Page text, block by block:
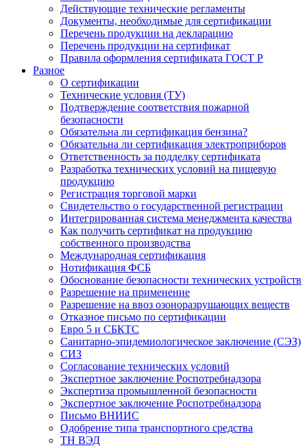
Действующие технические регламенты
Документы, необходимые для сертификации
Перечень продукции на декларацию
Перечень продукции на сертификат
Правила оформления сертификата ГОСТ Р
Разное
О сертификации
Технические условия (ТУ)
Подтверждение соответствия пожарной
безопасности
Обязательна ли сертификация бензина?
Обязательна ли сертификация электроприборов
Ответственность за подделку сертификата
Разработка технических условий на пищевую
продукцию
Регистрация торговой марки
Свидетельство о государственной регистрации
Интегрированная система менеджмента качества
Как получить сертификат на продукцию
собственного производства
Международная сертификация
Нотификация ФСБ
Обоснование безопасности технических устройств
Разрешение на применение
Разрешение на ввоз озоноразрушающих веществ
Отказное письмо по сертификации
Евро 5 и СБКТС
Санитарно-эпидемиологическое заключение (СЭЗ)
СИЗ
Согласование технических условий
Экспертное заключение Роспотребнадзора
Экспертиза промышленной безопасности
Экспертное заключение Роспотребнадзора
Письмо ВНИИС
Одобрение типа транспортного средства
ТН ВЭД